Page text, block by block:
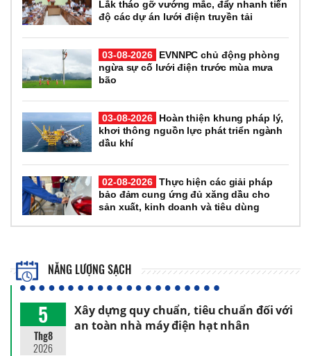
Lắk tháo gỡ vướng mắc, đẩy nhanh tiến
độ các dự án lưới điện truyền tải
03-08-2026
EVNNPC chủ động phòng
ngừa sự cố lưới điện trước mùa mưa
bão
03-08-2026
Hoàn thiện khung pháp lý,
khơi thông nguồn lực phát triển ngành
dầu khí
02-08-2026 Thực hiện các giải pháp
bảo đảm cung ứng đủ xăng dầu cho
sản xuất, kinh doanh và tiêu dùng
NĂNG LƯỢNG SẠCH
5
Thg8
2026
Xây dựng quy chuẩn, tiêu chuẩn đối với
an toàn nhà máy điện hạt nhân